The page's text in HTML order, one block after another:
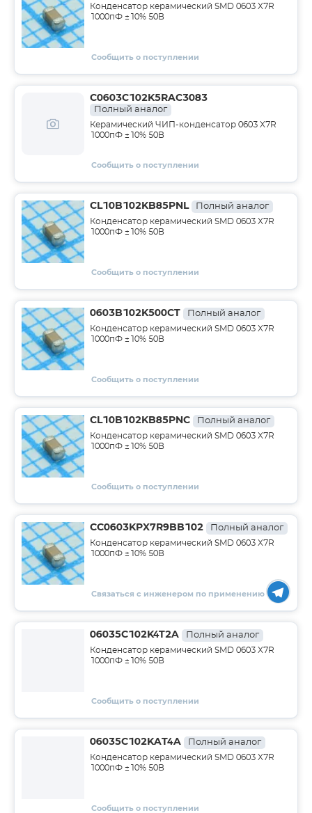
Конденсатор керамический SMD 0603 X7R
1000пФ ±10% 50В
Сообщить о поступлении
C0603C102K5RAC3083
Полный аналог
Керамический ЧИП-конденсатор 0603 X7R
1000пФ ±10% 50В
Сообщить о поступлении
CL10B102KB85PNL Полный аналог
Конденсатор керамический SMD 0603 X7R
1000пФ ±10% 50В
Сообщить о поступлении
0603B102K500CT Полный аналог
Конденсатор керамический SMD 0603 X7R
1000пФ ±10% 50В
Сообщить о поступлении
CL10B102KB85PNC Полный аналог
Конденсатор керамический SMD 0603 X7R
1000пФ ±10% 50В
Сообщить о поступлении
CC0603KPX7R9BB102 Полный аналог
Конденсатор керамический SMD 0603 X7R
1000пФ ±10% 50В
Связаться с инженером по применению
06035C102K4T2A Полный аналог
Конденсатор керамический SMD 0603 X7R
1000пФ ±10% 50В
Сообщить о поступлении
06035C102KAT4A Полный аналог
Конденсатор керамический SMD 0603 X7R
1000пФ ±10% 50В
Сообщить о поступлении